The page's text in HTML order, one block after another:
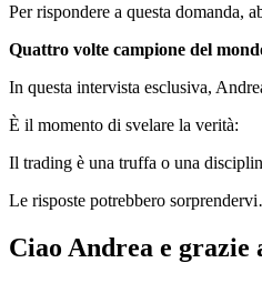
Per rispondere a questa domanda,
Quattro volte campione del
In questa intervista esclusiva,
È il momento di svelare la verità:
Il trading è una truffa o una
Le risposte potrebbero
Ciao Andrea e grazie